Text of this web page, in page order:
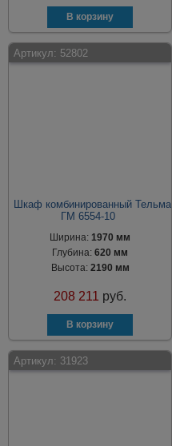
Артикул: 52802
Шкаф комбинированный Тельма
ГМ 6554-10
Ширина:1970 мм
Глубина:620 мм
Высота: 2190 мм
208 211 руб.
Артикул: 31923